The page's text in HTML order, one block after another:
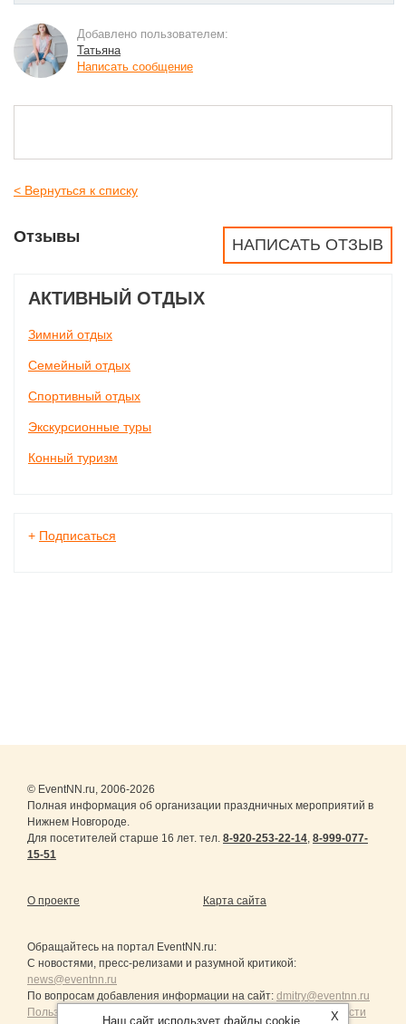
Добавлено пользователем:
Татьяна
Написать сообщение
< Вернуться к списку
НАПИСАТЬ ОТЗЫВ
Отзывы
АКТИВНЫЙ ОТДЫХ
Зимний отдых
Семейный отдых
Спортивный отдых
Экскурсионные туры
Конный туризм
+ Подписаться
© EventNN.ru, 2006-2026
Полная информация об организации праздничных мероприятий в
Нижнем Новгороде.
Для посетителей старше 16 лет. тел. 8-920-253-22-14, 8-999-077-
15-51
О проекте Карта сайта
Обращайтесь на портал EventNN.ru:
С новостями, пресс-релизами и разумной критикой:
news@eventnn.ru
По вопросам добавления информации на сайт: dmitry@eventnn.ru
Пользовательское Соглашение и политика конфиденциальности
X
Наш сайт использует файлы cookie.